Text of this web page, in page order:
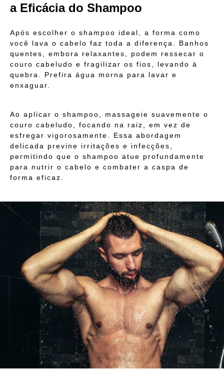
a Eficácia do Shampoo
Após escolher o shampoo ideal, a forma como
você lava o cabelo faz toda a diferença. Banhos
quentes, embora relaxantes, podem ressecar o
couro cabeludo e fragilizar os fios, levando à
quebra. Prefira água morna para lavar e
enxaguar.
Ao aplicar o shampoo, massageie suavemente o
couro cabeludo, focando na raiz, em vez de
esfregar vigorosamente. Essa abordagem
delicada previne irritações e infecções,
permitindo que o shampoo atue profundamente
para nutrir o cabelo e combater a caspa de
forma eficaz.